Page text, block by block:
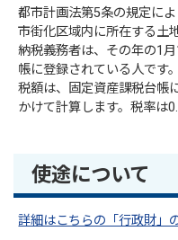
都市計画法第5条の規定に
市街化区域内に所在する土
納税義務者は、その年の1
帳に登録されている人です。
税額は、固定資産課税台帳
かけて計算します。税率は
使途について
詳細はこちらの「行政財」